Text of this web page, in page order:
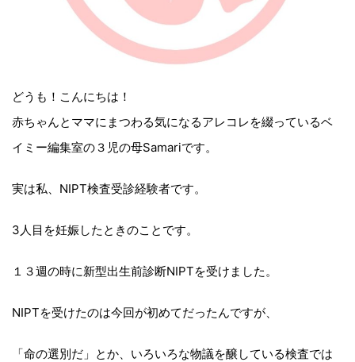
どうも！こんにちは！
赤ちゃんとママにまつわる気になるアレコレを綴っているベ
イミー編集室の３児の母Samariです。
実は私、NIPT検査受診経験者です。
3人目を妊娠したときのことです。
１３週の時に新型出生前診断NIPTを受けました。
NIPTを受けたのは今回が初めてだったんですが、
「命の選別だ」とか、いろいろな物議を醸している検査では